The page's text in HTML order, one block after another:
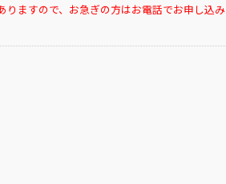
ますので、お急ぎの方はお電話でお申し込み